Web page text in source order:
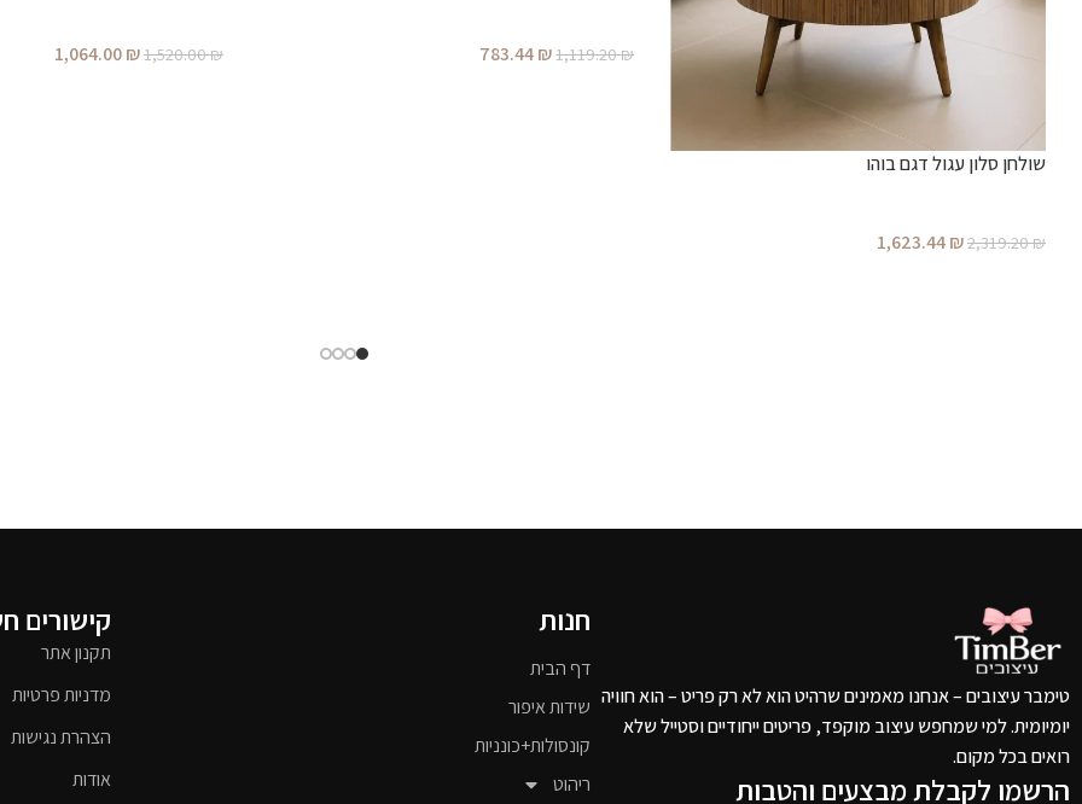
שולחן סלון עגול דגם בוהו
2,319.20₪
1,623.44₪
1,119.20₪
783.44₪
1,520.00₪
1,064.00₪
טימבר עיצובים – אנחנו מאמינים שרהיט הוא לא רק פריט – הוא חוויה
יומיומית. למי שמחפש עיצוב מוקפד, פריטים ייחודיים וסטייל שלא
רואים בכל מקום.
הרשמו לקבלת מבצעים והטבות
חנות
דף הבית
שידות איפור
קונסולות+כונניות
ריהוט
קישורים
תקנון אתר
מדניות פרטיות
הצהרת נגישות
אודות